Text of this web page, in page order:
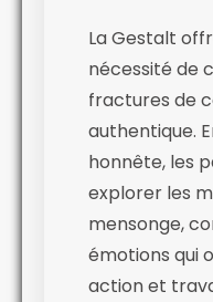
La Gestalt
nécessité de
fractures de
authentique.
honnête, les
explorer les
mensonge,
émotions qui
action et